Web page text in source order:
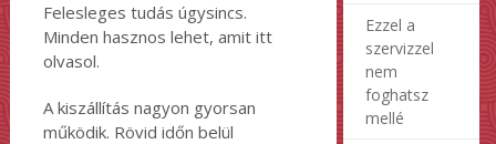
Felesleges tudás úgysincs.
Minden hasznos lehet, amit itt
olvasol.
A kiszállítás nagyon gyorsan
működik. Rövid időn belül
Ezzel a
szervizzel
nem
foghatsz
mellé